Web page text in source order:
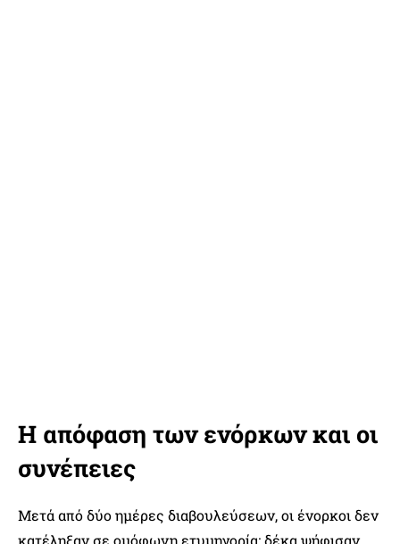
Η απόφαση των ενόρκων και οι
συνέπειες
Μετά από δύο ημέρες διαβουλεύσεων, οι ένορκοι δεν
κατέληξαν σε ομόφωνη ετυμηγορία: δέκα ψήφισαν